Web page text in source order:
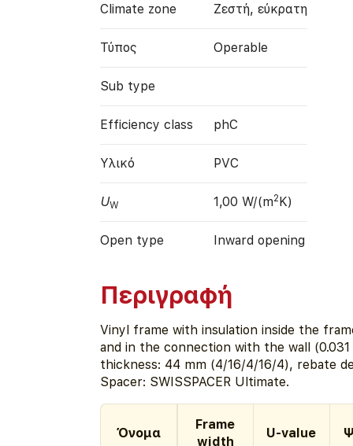
Climate zone Ζεστή, εύκρατη
Τύπος Operable
Sub type
Efficiency class phC
Υλικό PVC
UW 1,00 W/(m2K)
Open type Inward opening
Περιγραφή
Vinyl frame with insulation inside the
and in the connection with the wall (0.031
thickness: 44 mm (4/16/4/16/4), rebate
Spacer: SWISSPACER Ultimate.
Όνομα
Frame
width
U-value